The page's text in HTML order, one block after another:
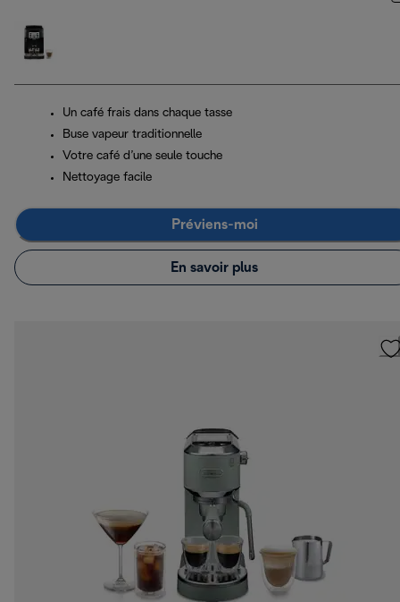
Un café frais dans chaque tasse
Buse vapeur traditionnelle
Votre café d’une seule touche
Nettoyage facile
Préviens-moi
En savoir plus